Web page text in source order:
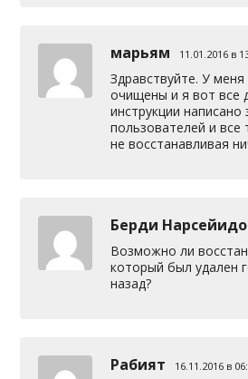
марьям 11.01.2016 в
Здравствуйте. У меня
очищены и я вот все
инструкции написано
пользователей и все
не восстанавливая
Берди
Возможно ли
который был удален
назад?
Рабият 16.11.2016 в